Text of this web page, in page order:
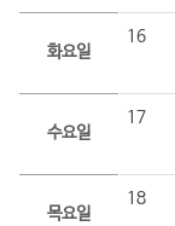
화요일
16
수요일
17
목요일
18